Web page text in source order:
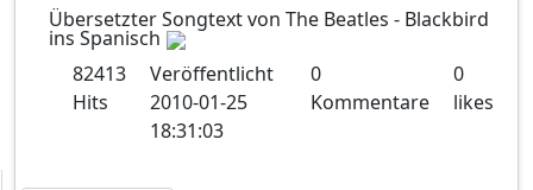
Übersetzter Songtext von The Beatles - Blackbird
ins Spanisch
82413
Hits
Veröffentlicht
2010-01-25
18:31:03
0
Kommentare
0
likes